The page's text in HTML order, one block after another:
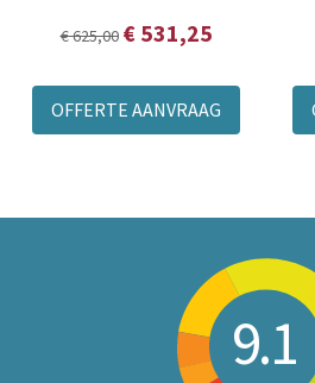
€ 625,00 € 531,25
OFFERTE AANVRAAG
9.1